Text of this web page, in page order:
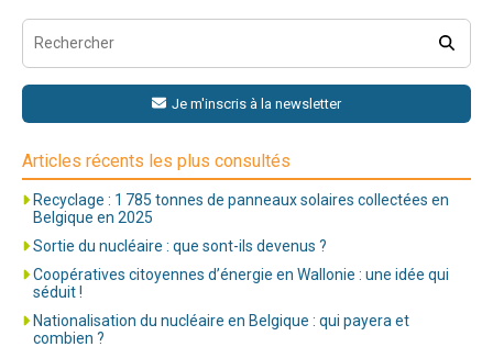
Je m'inscris à la newsletter
Articles récents les plus consultés
Recyclage : 1 785 tonnes de panneaux solaires collectées en
Belgique en 2025
Sortie du nucléaire : que sont-ils devenus ?
Coopératives citoyennes d’énergie en Wallonie : une idée qui
séduit !
Nationalisation du nucléaire en Belgique : qui payera et
combien ?